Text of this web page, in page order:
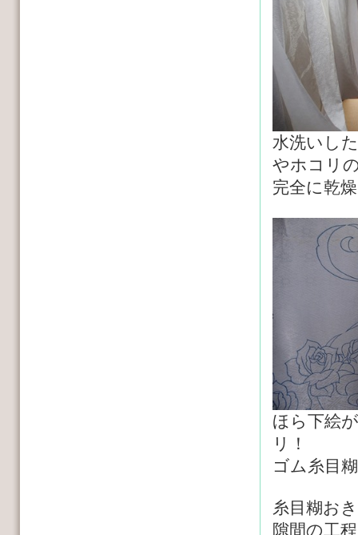
水洗いし
やホコリ
完全に乾
ほら下絵
リ！
ゴム糸目
糸目糊お
隙間の工